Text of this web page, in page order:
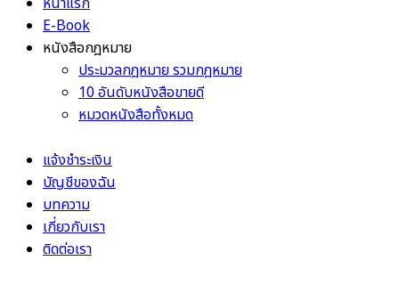
E-Book
หนังสือกฎหมาย
ประมวลกฎหมาย รวมกฎหมาย
10 อันดับหนังสือขายดี
หมวดหนังสือทั้งหมด
แจ้งชำระเงิน
บัญชีของฉัน
บทความ
เกี่ยวกับเรา
ติดต่อเรา